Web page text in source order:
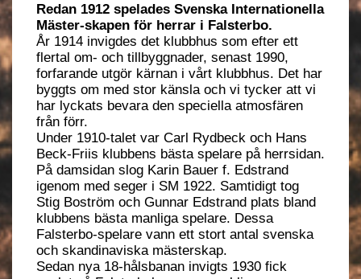
Redan 1912 spelades Svenska Internationella
Mäster-skapen för herrar i Falsterbo.
År 1914 invigdes det klubbhus som efter ett
flertal om- och tillbyggnader, senast 1990,
forfarande utgör kärnan i vårt klubbhus. Det har
byggts om med stor känsla och vi tycker att vi
har lyckats bevara den speciella atmosfären
från förr.
Under 1910-talet var Carl Rydbeck och Hans
Beck-Friis klubbens bästa spelare på herrsidan.
På damsidan slog Karin Bauer f. Edstrand
igenom med seger i SM 1922. Samtidigt tog
Stig Boström och Gunnar Edstrand plats bland
klubbens bästa manliga spelare. Dessa
Falsterbo-spelare vann ett stort antal svenska
och skandinaviska mästerskap.
Sedan nya 18-hålsbanan invigts 1930 fick